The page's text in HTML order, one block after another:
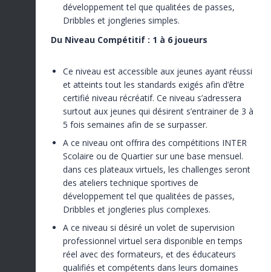
développement tel que qualitées de passes,
Dribbles et jongleries simples.
Du Niveau Compétitif : 1 à 6 joueurs
Ce niveau est accessible aux jeunes ayant réussi
et atteints tout les standards exigés afin d’être
certifié niveau récréatif. Ce niveau s’adressera
surtout aux jeunes qui désirent s’entrainer de 3 à
5 fois semaines afin de se surpasser.
A ce niveau ont offrira des compétitions INTER
Scolaire ou de Quartier sur une base mensuel.
dans ces plateaux virtuels, les challenges seront
des ateliers technique sportives de
développement tel que qualitées de passes,
Dribbles et jongleries plus complexes.
A ce niveau si désiré un volet de supervision
professionnel virtuel sera disponible en temps
réel avec des formateurs, et des éducateurs
qualifiés et compétents dans leurs domaines